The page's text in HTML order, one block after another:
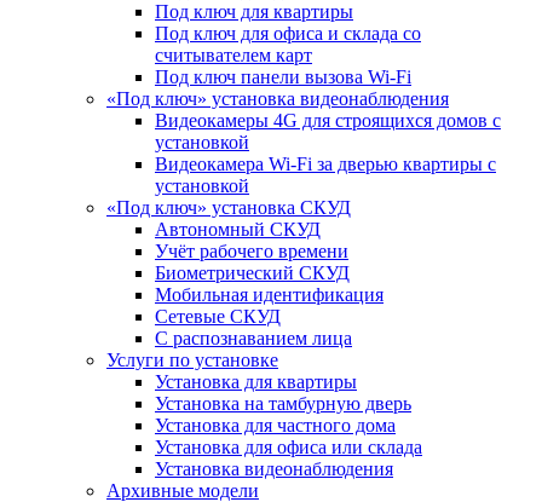
Под ключ для квартиры
Под ключ для офиса и склада со
считывателем карт
Под ключ панели вызова Wi-Fi
«Под ключ» установка видеонаблюдения
Видеокамеры 4G для строящихся домов с
установкой
Видеокамера Wi-Fi за дверью квартиры с
установкой
«Под ключ» установка СКУД
Автономный СКУД
Учёт рабочего времени
Биометрический СКУД
Мобильная идентификация
Сетевые СКУД
С распознаванием лица
Услуги по установке
Установка для квартиры
Установка на тамбурную дверь
Установка для частного дома
Установка для офиса или склада
Установка видеонаблюдения
Архивные модели